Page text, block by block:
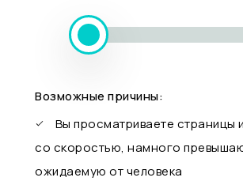
Возможные причины:
Вы просматриваете страницы
со скоростью, намного
ожидаемую от человека